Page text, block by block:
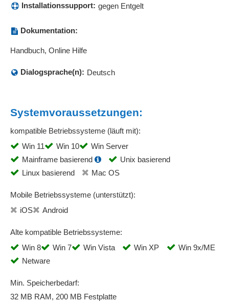
Installationssupport: gegen Entgelt
Dokumentation:
Handbuch, Online Hilfe
Dialogsprache(n): Deutsch
Systemvoraussetzungen:
kompatible Betriebssysteme (läuft mit):
Win 11
Win 10
Win Server
Mainframe basierend
Unix basierend
Linux basierend
Mac OS
Mobile Betriebssysteme (unterstützt):
iOS
Android
Alte kompatible Betriebssysteme:
Win 8
Win 7 Win Vista Win XP
Win 9x/ME
Netware
Min. Speicherbedarf:
32 MB RAM, 200 MB Festplatte